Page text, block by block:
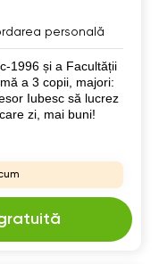
personală
1996 și a Facultății
a 3 copii, majori:
Iubesc să lucrez
zi, mai buni!